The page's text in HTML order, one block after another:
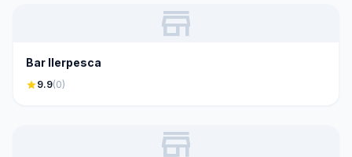
store
Bar Ilerpesca
star9.9(0)
store